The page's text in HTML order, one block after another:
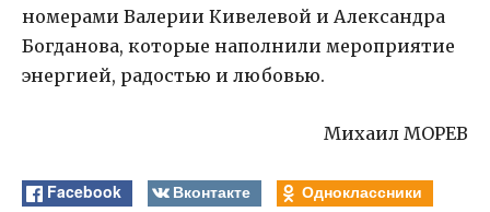
номерами Валерии Кивелевой и Александра
Богданова, которые наполнили мероприятие
энергией, радостью и любовью.
Михаил МОРЕВ
Facebook Вконтакте Одноклассники